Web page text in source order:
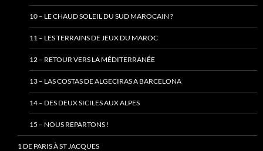
10 – LE CHAUD SOLEIL DU SUD MAROCAIN ?
11 – LES TERRAINS DE JEUX DU MAROC
12 – RETOUR VERS LA MÉDITERRANÉE
13 – LAS COSTAS DE ALGECIRAS A BARCELONA
14 – DES DEUX SICILES AUX ALPES
15 – NOUS REPARTONS !
1 DE PARIS À ST JACQUES